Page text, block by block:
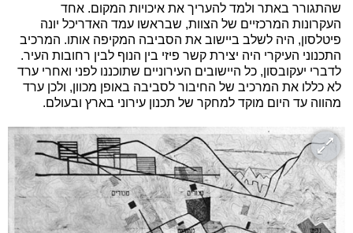
שהתגורר באתר ולמד להעריך את איכויות המקום. אחד
העקרונות המרכזיים של הצוות, שבראשו עמד האדריכל יונה
פיטלסון, היה לשלב ביישוב את הסביבה המקיפה אותו. המרכיב
התכנוני העיקרי היה יצירת קשר פיזי בין הנוף לבין רחובות העיר.
לדברי יעקובסון, כל היישובים העירוניים שתוכננו לפני ואחרי ערד
לא כללו את המרכיב של החיבור לסביבה באופן מכוון, ולכן ערד
מהווה עד היום מוקד למחקר של תכנון עירוני בארץ ובעולם.